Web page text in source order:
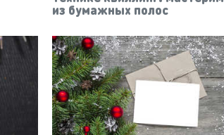
из бумажных полос